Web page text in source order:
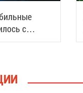
с